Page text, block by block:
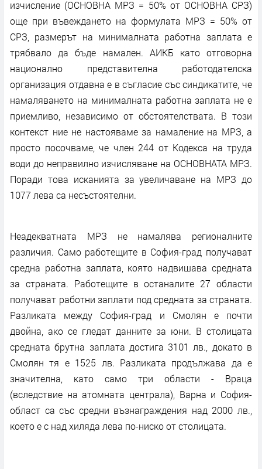
изчисление (ОСНОВНА МРЗ = 50% от ОСНОВНА СРЗ)
още при въвеждането на формулата МРЗ = 50% от
СРЗ, размерът на минималната работна заплата е
трябвало да бъде намален. АИКБ като отговорна
национално представителна работодателска
организация отдавна е в съгласие със синдикатите, че
намаляването на минималната работна заплата не е
приемливо, независимо от обстоятелствата. В този
контекст ние не настояваме за намаление на МРЗ, а
просто посочваме, че член 244 от Кодекса на труда
води до неправилно изчисляване на ОСНОВНАТА МРЗ.
Поради това исканията за увеличаване на МРЗ до
1077 лева са несъстоятелни.
Неадекватната МРЗ не намалява регионалните
различия. Само работещите в София-град получават
средна работна заплата, която надвишава средната
за страната. Работещите в останалите 27 области
получават работни заплати под средната за страната.
Разликата между София-град и Смолян е почти
двойна, ако се гледат данните за юни. В столицата
средната брутна заплата достига 3101 лв., докато в
Смолян тя е 1525 лв. Разликата продължава да е
значителна, като само три области - Враца
(вследствие на атомната централа), Варна и София-
област са със средни възнаграждения над 2000 лв.,
което е с над хиляда лева по-ниско от столицата.